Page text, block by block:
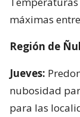
máximas
Región de
Jueves:
nubosidad
para las